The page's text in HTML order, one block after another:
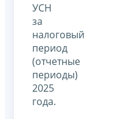
УСН
за
налоговый
период
(отчетные
периоды)
2025
года.